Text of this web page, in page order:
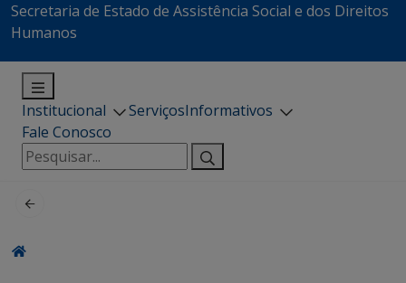
Secretaria de Estado de Assistência Social e dos Direitos
Humanos
Institucional ServiçosInformativos
Fale Conosco
Pesquisar
por: